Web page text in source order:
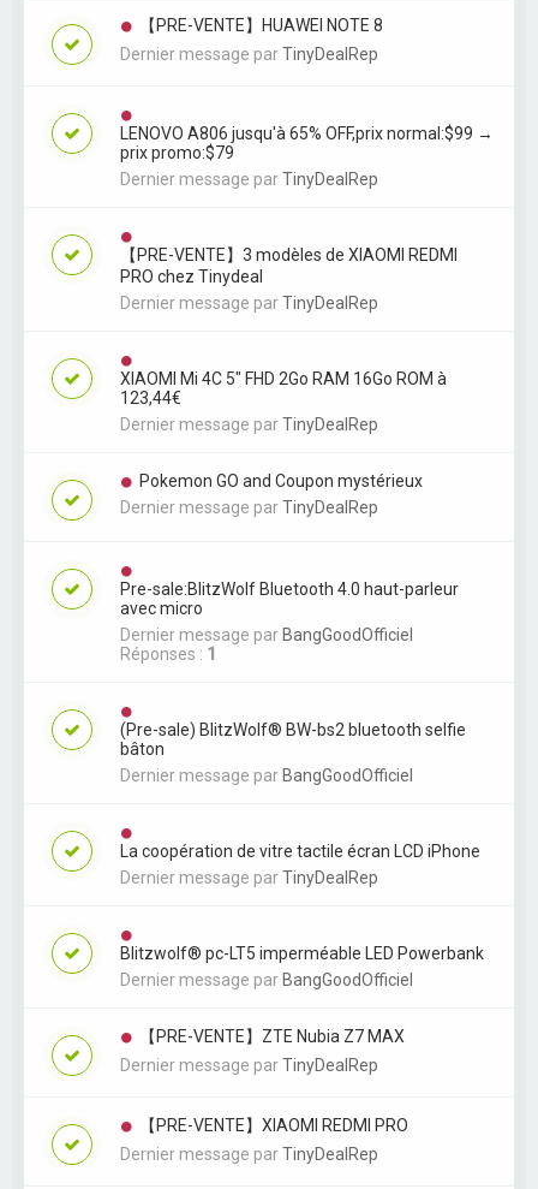
【PRE-VENTE】HUAWEI NOTE 8
Dernier message parTinyDealRep
LENOVO A806 jusqu'à 65% OFF,prix normal:$99 →
prix promo:$79
Dernier message parTinyDealRep
【PRE-VENTE】3 modèles de XIAOMI REDMI
PRO chez Tinydeal
Dernier message parTinyDealRep
XIAOMI Mi 4C 5" FHD 2Go RAM 16Go ROM à
123,44€
Dernier message parTinyDealRep
Pokemon GO and Coupon mystérieux
Dernier message parTinyDealRep
Pre-sale:BlitzWolf Bluetooth 4.0 haut-parleur
avec micro
Dernier message par BangGoodOfficiel
Réponses : 1
(Pre-sale) BlitzWolf® BW-bs2 bluetooth selfie
bâton
Dernier message par BangGoodOfficiel
La coopération de vitre tactile écran LCD iPhone
Dernier message parTinyDealRep
Blitzwolf® pc-LT5 imperméable LED Powerbank
Dernier message par BangGoodOfficiel
【PRE-VENTE】ZTE Nubia Z7 MAX
Dernier message parTinyDealRep
【PRE-VENTE】XIAOMI REDMI PRO
Dernier message parTinyDealRep